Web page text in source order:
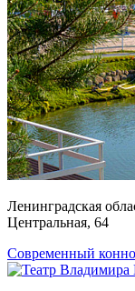
Ленинградская
Центральная, 64
Современный